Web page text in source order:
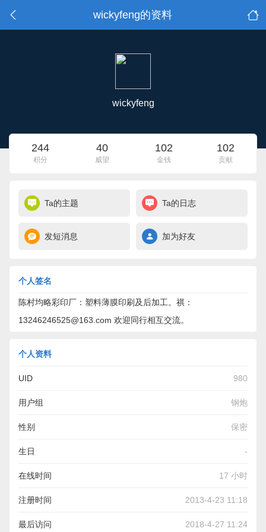
wickyfeng的资料
wickyfeng
244
积分
40
威望
102
金钱
102
贡献
Ta的主题 Ta的日志
发短消息 加为好友
个人签名
陈村均略彩印厂：塑料薄膜印刷及后加工。祺：
13246246525@163.com 欢迎同行相互交流。
个人资料
UID 980
用户组 钢炮
性别 保密
生日 -
在线时间 17 小时
注册时间 2013-4-23 11:18
最后访问 2018-4-27 11:24